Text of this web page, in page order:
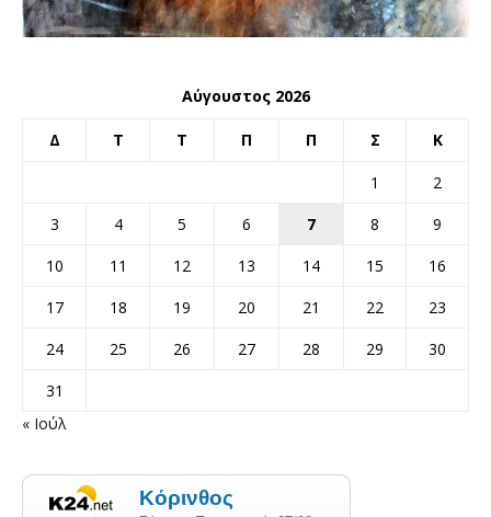
Αύγουστος 2026
Δ Τ Τ Π Π Σ Κ
1
2
3
4 5 6 7 8
9
10
11 12 13 14 15
16
17
18 19 20 21 22
23
24
25 26 27 28 29
30
31
« Ιούλ